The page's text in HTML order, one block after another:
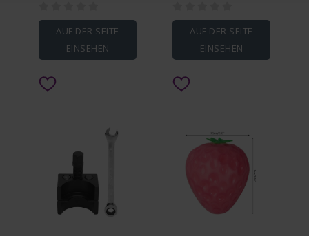
части для бензопилы,
запасные части для
бензиновой/
масляной бензопилы
AUF DER SEITE
EINSEHEN
отскоком, зажим для
детей и взрослых
AUF DER SEITE
EINSEHEN